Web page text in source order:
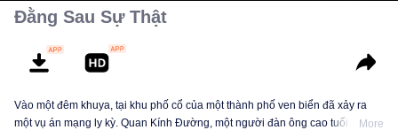
Đằng Sau Sự Thật
Vào một đêm khuya, tại khu phố cổ của một thành phố ven biển đã xảy ra
một vụ án mạng ly kỳ. Quan Kính Đường, một người đàn ông cao tuổi cóMore